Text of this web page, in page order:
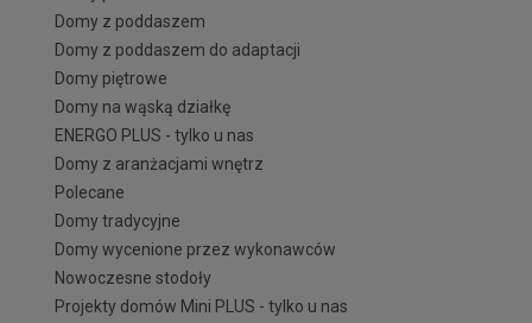
Domy z poddaszem
Domy z poddaszem do adaptacji
Domy piętrowe
Domy na wąską działkę
ENERGO PLUS - tylko u nas
Domy z aranżacjami wnętrz
Polecane
Domy tradycyjne
Domy wycenione przez wykonawców
Nowoczesne stodoły
Projekty domów Mini PLUS - tylko u nas